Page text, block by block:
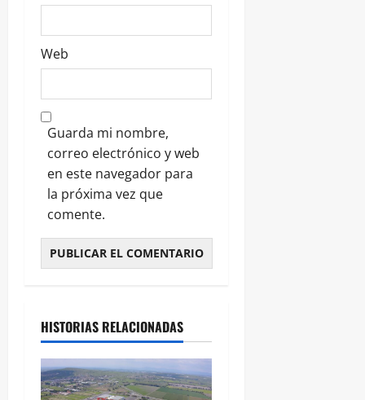
Web
Guarda mi nombre,
correo electrónico y web
en este navegador para
la próxima vez que
comente.
HISTORIAS RELACIONADAS